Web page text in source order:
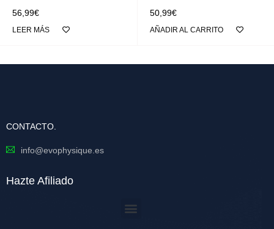
56,99€
LEER MÁS
50,99€
AÑADIR AL CARRITO
CONTACTO.
info@evophysique.es
Hazte Afiliado